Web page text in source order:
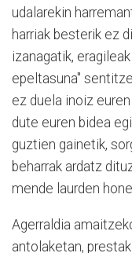
udalarekin
harriak besterik ez
izanagatik,
epeltasuna"
ez duela inoiz
dute euren bidea
guztien gainetik,
beharrak ardatz
mende laurden
Agerraldia
antolaketan,